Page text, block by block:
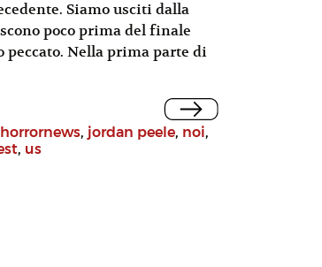
Siamo usciti dalla
poco prima del finale
peccato. Nella prima parte di
horrornews, jordan peele, noi,
, us